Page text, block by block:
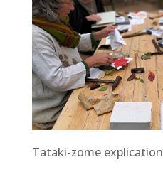
Tataki-zome explication